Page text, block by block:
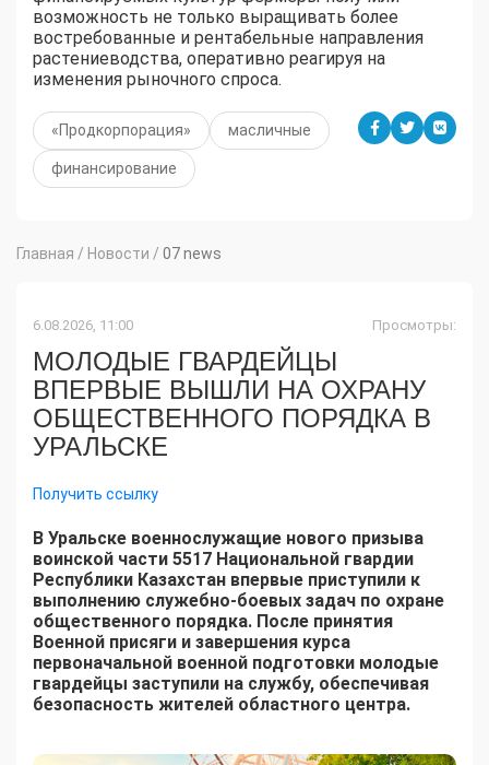
возможность не только выращивать более
востребованные и рентабельные направления
растениеводства, оперативно реагируя на
изменения рыночного спроса.
«Продкорпорация» масличные
финансирование
Главная / Новости / 07 news
6.08.2026, 11:00 Просмотры:
МОЛОДЫЕ ГВАРДЕЙЦЫ
ВПЕРВЫЕ ВЫШЛИ НА ОХРАНУ
ОБЩЕСТВЕННОГО ПОРЯДКА В
УРАЛЬСКЕ
Получить ссылку
В Уральске военнослужащие нового призыва
воинской части 5517 Национальной гвардии
Республики Казахстан впервые приступили к
выполнению служебно-боевых задач по охране
общественного порядка. После принятия
Военной присяги и завершения курса
первоначальной военной подготовки молодые
гвардейцы заступили на службу, обеспечивая
безопасность жителей областного центра.